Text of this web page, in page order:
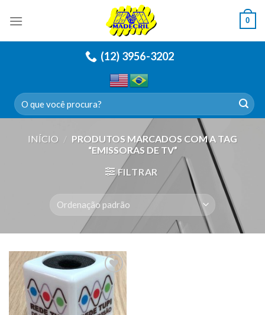
0
(12) 3956-3202
Pesquisar
por:
INÍCIO / PRODUTOS MARCADOS COM A TAG
“EMISSORAS DE TV”
FILTRAR
Adicionar
a lista de